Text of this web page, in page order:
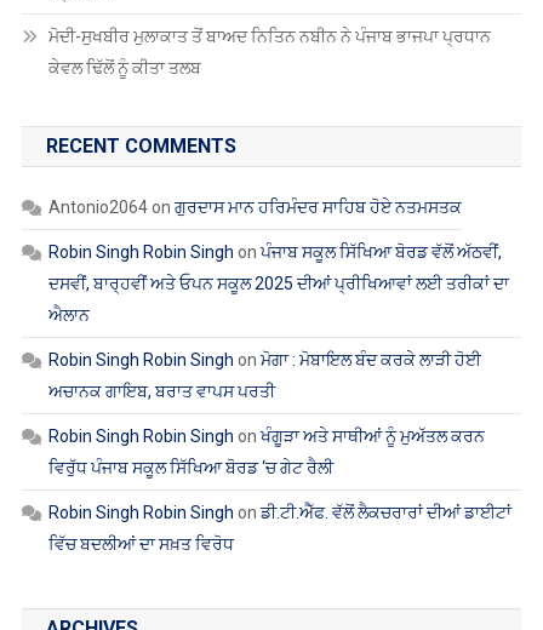
ਦਸਵੀਂ, ਬਾਰ੍ਹਵੀਂ ਅਤੇ ਓਪਨ ਸਕੂਲ 2025 ਦੀਆਂ ਪ੍ਰੀਖਿਆਵਾਂ ਲਈ ਤਰੀਕਾਂ ਦਾ
ਐਲਾਨ
Robin Singh Robin Singhonਖੰਗੂੜਾ ਅਤੇ ਸਾਥੀਆਂ ਨੂੰ ਮੁਅੱਤਲ ਕਰਨ
ਵਿਰੁੱਧ ਪੰਜਾਬ ਸਕੂਲ ਸਿੱਖਿਆ ਬੋਰਡ ‘ਚ ਗੇਟ ਰੈਲੀ
ਡੀ.ਟੀ.ਐੱਫ. ਵੱਲੋਂ ਲੈਕਚਰਾਰਾਂ ਦੀਆਂ ਡਾਈਟਾਂ
ਵਿੱਚ ਬਦਲੀਆਂ ਦਾ ਸਖ਼ਤ ਵਿਰੋਧ
ARCHIVES
ਅਗਸਤ 2026
ਜੁਲਾਈ 2026
ਜੂਨ 2026
ਮਈ 2026